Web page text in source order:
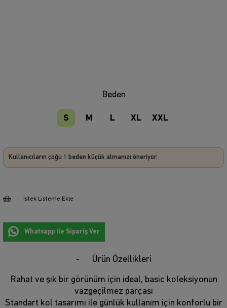
Beden
S M L XL XXL
Kullanıcıların çoğu 1 beden küçük almanızı öneriyor.
İstek Listeme Ekle
Whatsapp ile Sipariş Ver
Ürün Özellikleri
Rahat ve şık bir görünüm için ideal, basic koleksiyonun
vazgeçilmez parçası
Standart kol tasarımı ile günlük kullanım için konforlu bir